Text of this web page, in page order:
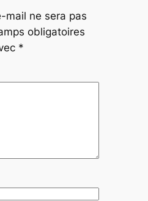
mail ne sera pas
obligatoires
*